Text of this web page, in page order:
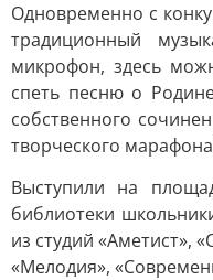
Одновременно с
традиционный
микрофон, здесь
спеть песню о
собственного
творческого
Выступили на
библиотеки
из студий «Аметист»,
«Мелодия»,